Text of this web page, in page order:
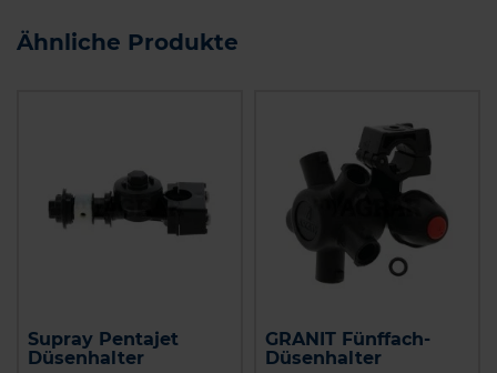
Ähnliche Produkte
Supray Pentajet
Düsenhalter
GRANIT Fünffach-
Düsenhalter